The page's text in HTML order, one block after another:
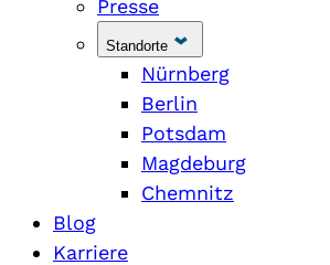
Presse
Standorte
Nürnberg
Berlin
Potsdam
Magdeburg
Chemnitz
Blog
Karriere